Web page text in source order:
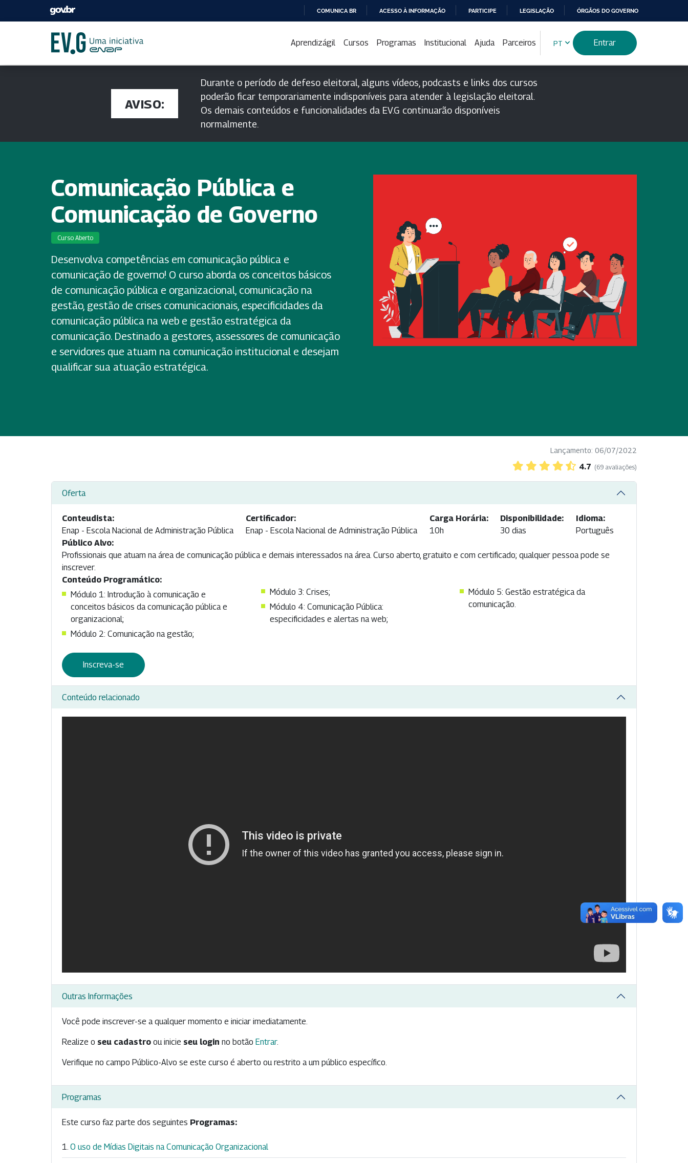
PARA
CONTEÚDO
COMUNICA BR ACESSO À INFORMAÇÃO PARTICIPE LEGISLAÇÃO ÓRGÃOS DO GOVERNO
Aprendizágil Cursos Programas Institucional Ajuda Parceiros PT Entrar
AVISO:
Durante o período de defeso eleitoral, alguns vídeos, podcasts e links dos cursos
poderão ficar temporariamente indisponíveis para atender à legislação eleitoral.
Os demais conteúdos e funcionalidades da EV.G continuarão disponíveis
normalmente.
Comunicação Pública e
Comunicação de Governo
Curso Aberto
Desenvolva competências em comunicação pública e
comunicação de governo! O curso aborda os conceitos básicos
de comunicação pública e organizacional, comunicação na
gestão, gestão de crises comunicacionais, especificidades da
comunicação pública na web e gestão estratégica da
comunicação. Destinado a gestores, assessores de comunicação
e servidores que atuam na comunicação institucional e desejam
qualificar sua atuação estratégica.
Lançamento: 06/07/2022
4.7 (69 avaliações)
Oferta
Conteudista:
Enap - Escola Nacional de Administração Pública
Certificador:
Enap - Escola Nacional de Administração Pública
Carga Horária:
10h
Disponibilidade:
30 dias
Idioma:
Português
Público Alvo:
Profissionais que atuam na área de comunicação pública e demais interessados na área. Curso aberto, gratuito e com certificado; qualquer pessoa pode se
inscrever.
Conteúdo Programático:
Módulo 1: Introdução à comunicação e
conceitos básicos da comunicação pública e
organizacional;
Módulo 2: Comunicação na gestão;
Módulo 3: Crises;
Módulo 4: Comunicação Pública:
especificidades e alertas na web;
Módulo 5: Gestão estratégica da
comunicação.
Inscreva-se
Conteúdo relacionado
Outras Informações
Você pode inscrever-se a qualquer momento e iniciar imediatamente.
Realize o seu cadastro ou inicie seu login no botão Entrar.
Verifique no campo Público-Alvo se este curso é aberto ou restrito a um público específico.
Programas
Este curso faz parte dos seguintes Programas:
O uso de Mídias Digitais na Comunicação Organizacional